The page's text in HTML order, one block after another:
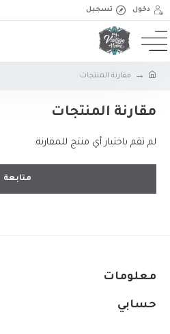
دخول تسجيل
مقارنة المنتجات
مقارنة المنتجات
لم تقم باختيار أي منتج للمقارنة.
متابعة
معلومات
حسابي